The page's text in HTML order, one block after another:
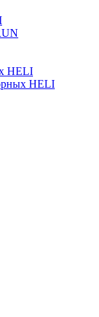
HELI
HELI